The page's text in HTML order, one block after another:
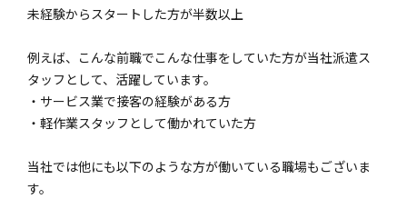
未経験からスタートした方が半数以上
例えば、こんな前職でこんな仕事をしていた方が当社派遣ス
タッフとして、活躍しています。
・サービス業で接客の経験がある方
・軽作業スタッフとして働かれていた方
当社では他にも以下のような方が働いている職場もございま
す。